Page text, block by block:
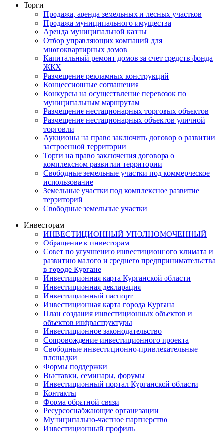
Торги
Продажа, аренда земельных и лесных участков
Продажа муниципального имущества
Аренда муниципальной казны
Отбор управляющих компаний для
многоквартирных домов
Капитальный ремонт домов за счет средств фонда
ЖКХ
Размещение рекламных конструкций
Концессионные соглашения
Конкурсы на осуществление перевозок по
муниципальным маршрутам
Размещение нестационарных торговых объектов
Размещение нестационарных объектов уличной
торговли
Аукционы на право заключить договор о развитии
застроенной территории
Торги на право заключения договора о
комплексном развитии территории
Свободные земельные участки под коммерческое
использование
Земельные участки под комплексное развитие
территорий
Свободные земельные участки
Инвесторам
ИНВЕСТИЦИОННЫЙ УПОЛНОМОЧЕННЫЙ
Обращение к инвесторам
Совет по улучшению инвестиционного климата и
развитию малого и среднего предпринимательства
в городе Кургане
Инвестиционная карта Курганской области
Инвестиционная декларация
Инвестиционный паспорт
Инвестиционная карта города Кургана
План создания инвестиционных объектов и
объектов инфраструктуры
Инвестиционное законодательство
Сопровождение инвестиционного проекта
Свободные инвестиционно-привлекательные
площадки
Формы поддержки
Выставки, семинары, форумы
Инвестиционный портал Курганской области
Контакты
Форма обратной связи
Ресурсоснабжающие организации
Муниципально-частное партнерство
Инвестиционный профиль